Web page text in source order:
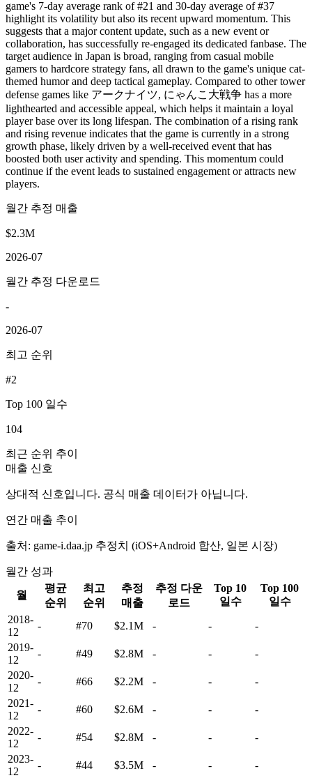
game's 7-day average rank of #21 and 30-day average of #37
highlight its volatility but also its recent upward momentum. This
suggests that a major content update, such as a new event or
collaboration, has successfully re-engaged its dedicated fanbase. The
target audience in Japan is broad, ranging from casual mobile
gamers to hardcore strategy fans, all drawn to the game's unique cat-
themed humor and deep tactical gameplay. Compared to other tower
defense games like アークナイツ, にゃんこ大戦争 has a more
lighthearted and accessible appeal, which helps it maintain a loyal
player base over its long lifespan. The combination of a rising rank
and rising revenue indicates that the game is currently in a strong
growth phase, likely driven by a well-received event that has
boosted both user activity and spending. This momentum could
continue if the event leads to sustained engagement or attracts new
players.
월간 추정 매출
$2.3M
2026-07
월간 추정 다운로드
-
2026-07
최고 순위
#2
Top 100 일수
104
최근 순위 추이
매출 신호
상대적 신호입니다. 공식 매출 데이터가 아닙니다.
연간 매출 추이
출처: game-i.daa.jp 추정치 (iOS+Android 합산, 일본 시장)
월간 성과
월
평균
순위
최고
순위
추정
매출
추정 다운
로드
Top 10
일수
Top 100
일수
2018-
12
- #70 $2.1M - -
-
2019-
12
- #49 $2.8M - -
-
2020-
12
- #66 $2.2M - -
-
2021-
12
- #60 $2.6M - -
-
2022-
12
- #54 $2.8M - -
-
2023-
12
- #44 $3.5M - -
-